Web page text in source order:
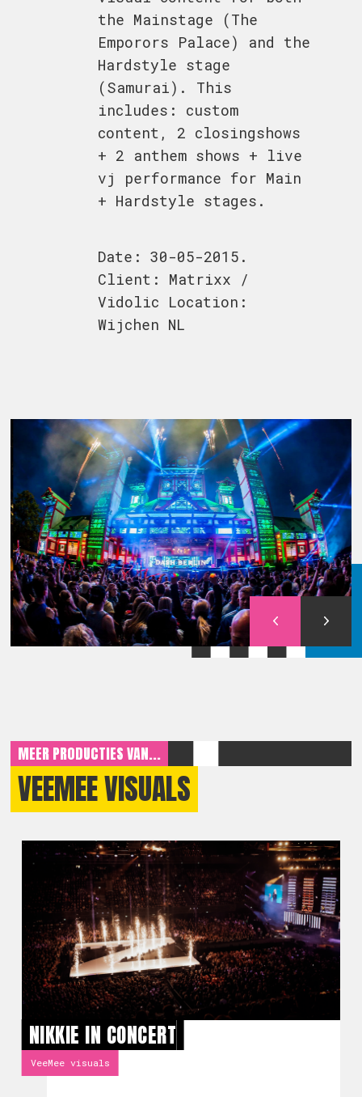
the Mainstage (The
Emporors Palace) and the
Hardstyle stage
(Samurai). This
includes: custom
content, 2 closingshows
+ 2 anthem shows + live
vj performance for Main
+ Hardstyle stages.
Date: 30-05-2015.
Client: Matrixx /
Vidolic Location:
Wijchen NL
MEER PRODUCTIES VAN...
VEEMEE VISUALS
NIKKIE IN CONCERT
VeeMee visuals